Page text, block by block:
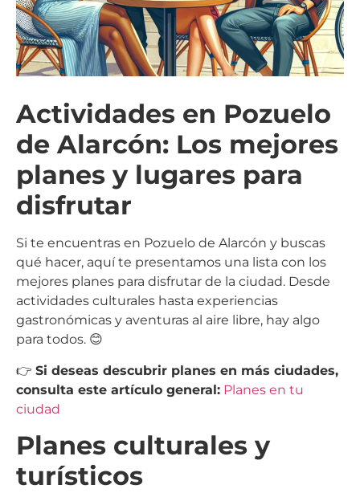
Actividades en Pozuelo
de Alarcón: Los mejores
planes y lugares para
disfrutar
Si te encuentras en Pozuelo de Alarcón y buscas
qué hacer, aquí te presentamos una lista con los
mejores planes para disfrutar de la ciudad. Desde
actividades culturales hasta experiencias
gastronómicas y aventuras al aire libre, hay algo
para todos. 😊
👉 Si deseas descubrir planes en más ciudades,
consulta este artículo general: Planes en tu
ciudad
Planes culturales y
turísticos